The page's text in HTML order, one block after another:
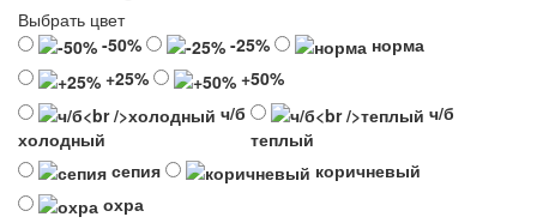
Выбрать цвет
-50%
-25%
норма
+25%
+50%
ч/б
холодный
ч/б
теплый
сепия
коричневый
охра